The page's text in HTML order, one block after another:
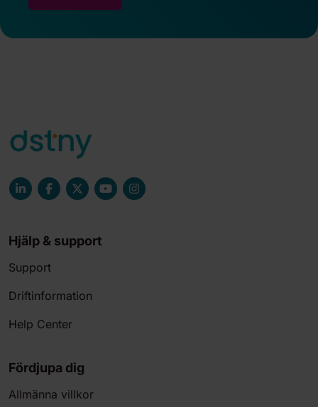
Hjälp & support
Support
Driftinformation
Help Center
Fördjupa dig
Allmänna villkor